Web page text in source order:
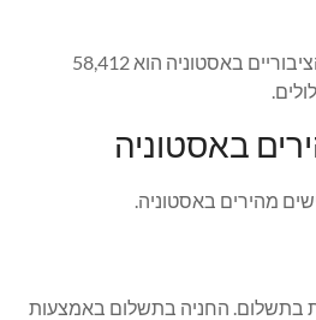
אורכה של רשת הכבישים הציבוריים באסטוניה הוא 58,412
באסטוניה
מהירים באסטוניה.
בתשלום. החניה בתשלום באמצעות